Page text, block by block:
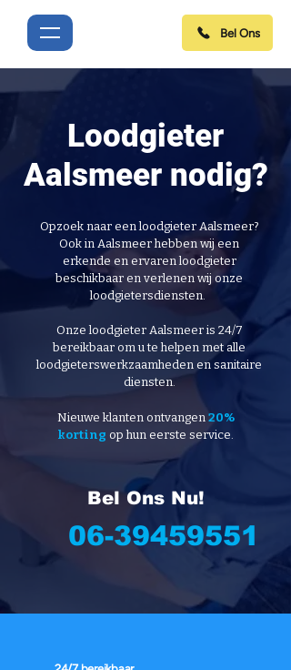
Bel Ons
Loodgieter
Aalsmeer nodig?
Opzoek naar een loodgieter Aalsmeer?
Ook in Aalsmeer hebben wij een
erkende en ervaren loodgieter
beschikbaar en verlenen wij onze
loodgietersdiensten.
Onze loodgieter Aalsmeer is 24/7
bereikbaar om u te helpen met alle
loodgieterswerkzaamheden en sanitaire
diensten.
Nieuwe klanten ontvangen 20%
korting op hun eerste service.
Bel Ons Nu!
06-39459551